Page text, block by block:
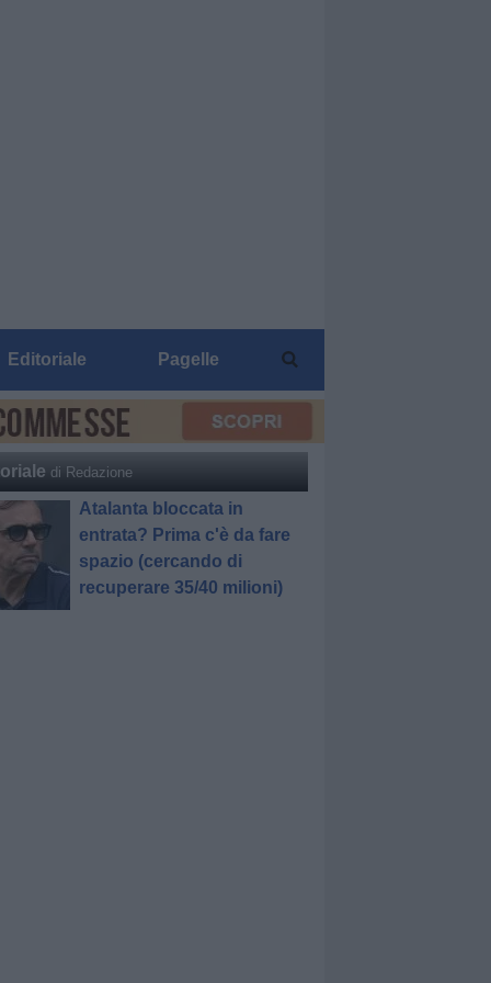
Editoriale Pagelle
di Redazione
Atalanta bloccata in
entrata? Prima c'è da fare
spazio (cercando di
recuperare 35/40 milioni)